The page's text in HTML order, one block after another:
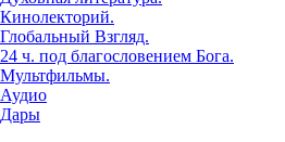
Кинолекторий.
Глобальный Взгляд.
24 ч. под благословением Бога.
Мультфильмы.
Аудио
Дары